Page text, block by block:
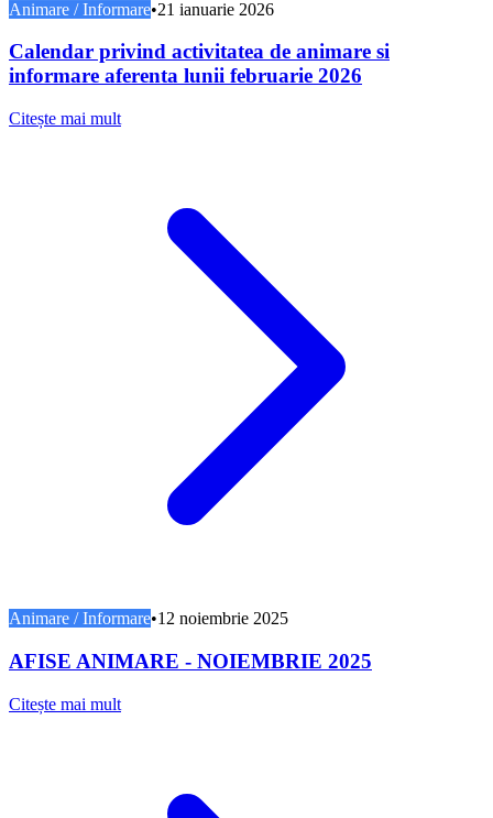
Animare / Informare•21 ianuarie 2026
Calendar privind activitatea de animare si
informare aferenta lunii februarie 2026
Citește mai mult
Animare / Informare•12 noiembrie 2025
AFISE ANIMARE - NOIEMBRIE 2025
Citește mai mult